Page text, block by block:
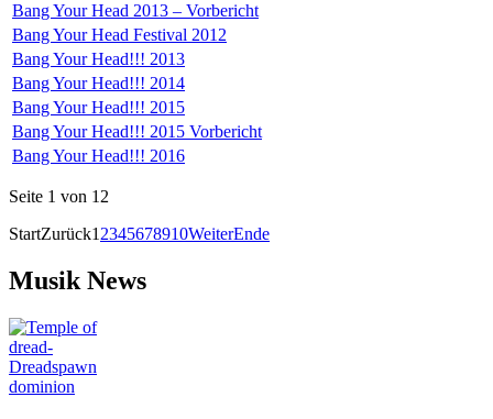
Bang Your Head 2013 – Vorbericht
Bang Your Head Festival 2012
Bang Your Head!!! 2013
Bang Your Head!!! 2014
Bang Your Head!!! 2015
Bang Your Head!!! 2015 Vorbericht
Bang Your Head!!! 2016
Seite 1 von 12
StartZurück12345678910WeiterEnde
Musik News